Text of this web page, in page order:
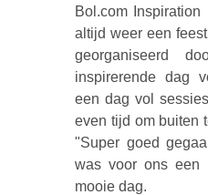
Bol.com
altijd weer een
georganiseerd
inspirerende dag
een dag vol
even tijd om buiten
"Super goed
was voor ons een
mooie dag.